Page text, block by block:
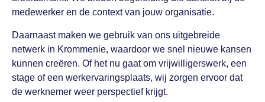
medewerker en de context van jouw organisatie.
Daarnaast maken we gebruik van ons uitgebreide
netwerk in Krommenie, waardoor we snel nieuwe kansen
kunnen creëren. Of het nu gaat om vrijwilligerswerk, een
stage of een werkervaringsplaats, wij zorgen ervoor dat
de werknemer weer perspectief krijgt.